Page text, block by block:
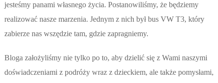
jesteśmy panami własnego życia. Postanowiliśmy, że będziemy
realizować nasze marzenia. Jednym z nich był bus VW T3, który
zabierze nas wszędzie tam, gdzie zapragniemy.
Bloga założyliśmy nie tylko po to, aby dzielić się z Wami naszymi
doświadczeniami z podróży wraz z dzieckiem, ale także pomysłami,